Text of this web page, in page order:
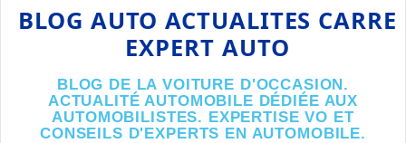
BLOG AUTO ACTUALITES CARRE
EXPERT AUTO
BLOG DE LA VOITURE D'OCCASION.
ACTUALITÉ AUTOMOBILE DÉDIÉE AUX
AUTOMOBILISTES. EXPERTISE VO ET
CONSEILS D'EXPERTS EN AUTOMOBILE.